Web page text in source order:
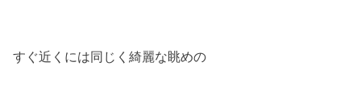
すぐ近くには同じく綺麗な眺めの